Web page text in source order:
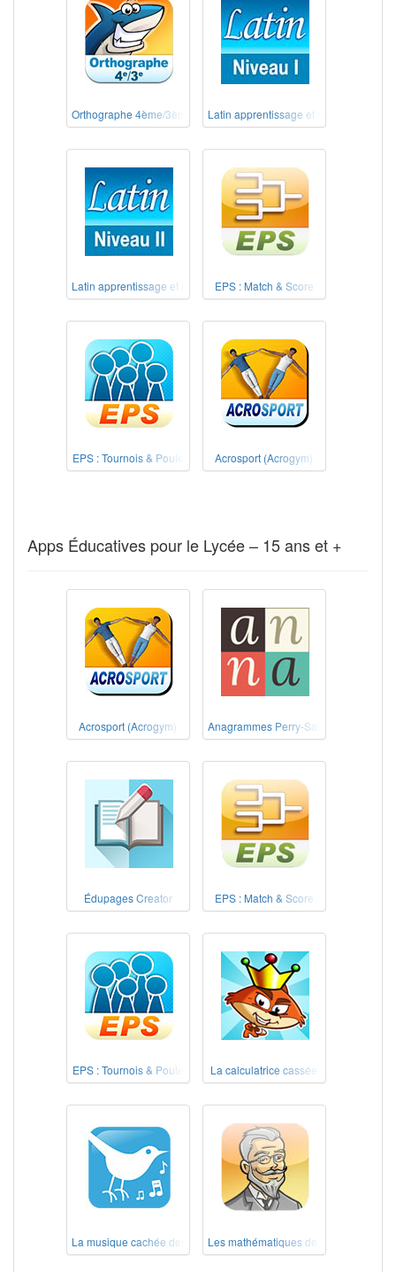
Orthographe 4ème/3ème Latin apprentissage et révision –
Latin apprentissage et révision – Niveau 2
EPS : Match & Score
EPS : Tournois & Poule Acrosport (Acrogym)
Apps Éducatives pour le Lycée – 15 ans et +
Acrosport (Acrogym) Anagrammes Perry-Salkow
Édupages Creator EPS : Match & Score
EPS : Tournois & Poule La calculatrice cassée
La musique cachée des chants d'oiseaux – Au pays des Alouettes
Les mathématiques de nos grands-